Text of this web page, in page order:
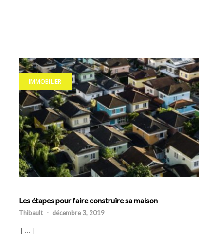
IMMOBILIER
Les étapes pour faire construire sa maison
Thibault - décembre 3, 2019
[ … ]